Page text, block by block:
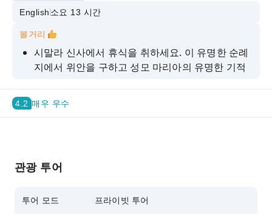
English 소요 13 시간
볼거리
시말라 신사에서 휴식을 취하세요. 이 유명한 순례
지에서 위안을 구하고 성모 마리아의 유명한 기적
시간을 거슬러 올라가세요: 스페인 탐험의 상징인
마젤란 십자가와 필리핀에서 가장 오래된 교회인
세부의 신앙을 받아들이세요: 도시의 강력한 가톨
험하고, 중국 문화의 활기찬 중심지인 도교 사원의
평온함을 느껴보세요.
4.2 매우 우수
관광 투어
투어 모드 프라이빗 투어